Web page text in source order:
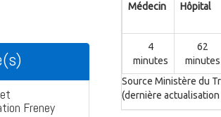
Freney
Médecin Hôpital
4
minutes
62
minutes
Source Ministère du
(dernière